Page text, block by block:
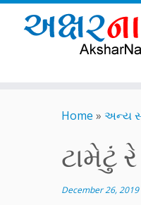
Home » અન્ય
ટામેટું
December 26, 2019